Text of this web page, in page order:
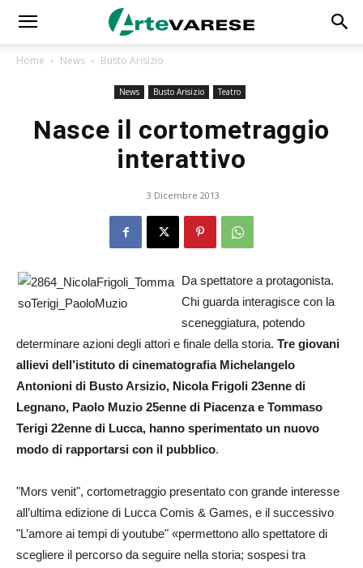
Home News Busto Arisizio
News Busto Arisizio Teatro
Nasce il cortometraggio
interattivo
3 Dicembre 2013
Da spettatore a protagonista.
Chi guarda interagisce con la
sceneggiatura, potendo
determinare azioni degli attori e finale della storia. Tre giovani
allievi dell’istituto di cinematografia Michelangelo
Antonioni di Busto Arsizio, Nicola Frigoli 23enne di
Legnano, Paolo Muzio 25enne di Piacenza e Tommaso
Terigi 22enne di Lucca, hanno sperimentato un nuovo
modo di rapportarsi con il pubblico.
"Mors venit", cortometraggio presentato con grande interesse
all’ultima edizione di Lucca Comis & Games, e il successivo
"L’amore ai tempi di youtube" «permettono allo spettatore di
scegliere il percorso da seguire nella storia; sospesi tra